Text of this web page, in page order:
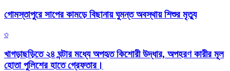
গোমস্তাপুরে সাপের কামড়ে বিছানায় ঘুমন্ত অবস্থায় শিশুর মৃত্যু
৩
খাগড়াছড়িতে ২৪ ঘন্টার মধ্যে অপহৃত কিশোরী উদ্ধার, অপহরণ কারীর মূল
হোতা পুলিশের হাতে গ্রেফতার।